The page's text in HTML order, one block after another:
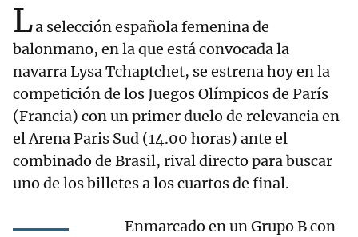
La selección española femenina de
balonmano, en la que está convocada la
navarra Lysa Tchaptchet, se estrena hoy en la
competición de los Juegos Olímpicos de París
(Francia) con un primer duelo de relevancia en
el Arena Paris Sud (14.00 horas) ante el
combinado de Brasil, rival directo para buscar
uno de los billetes a los cuartos de final.
Enmarcado en un Grupo B con